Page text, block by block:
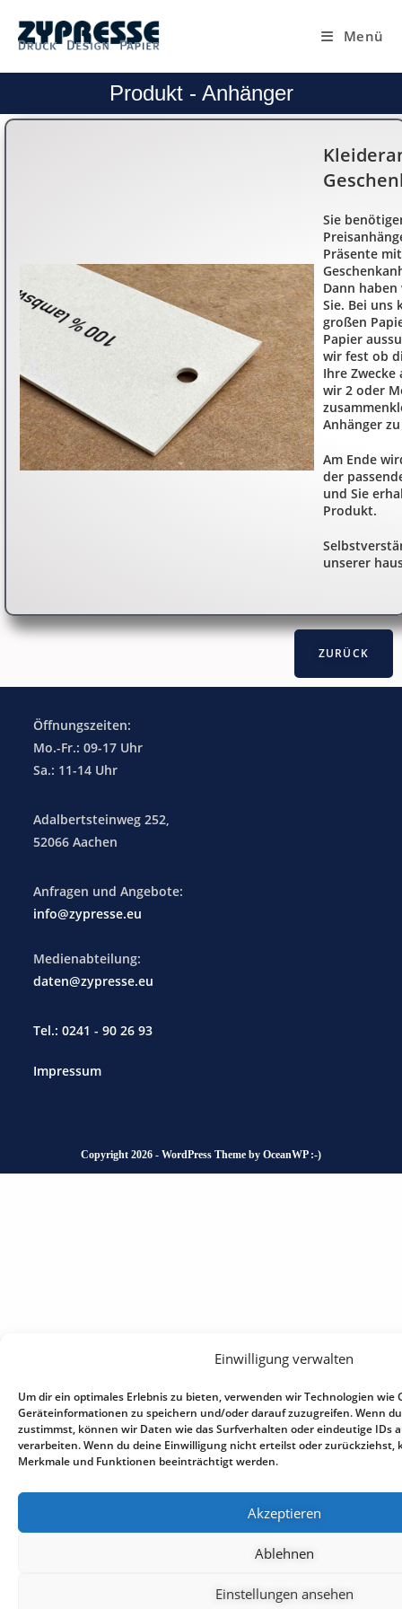
Einwilligung verwalten
Um dir ein optimales Erlebnis zu bieten, verwenden wir Technologien wie
Geräteinformationen zu speichern und/oder darauf zuzugreifen. Wenn
zustimmst, können wir Daten wie das Surfverhalten oder eindeutige IDs
verarbeiten. Wenn du deine Einwilligung nicht erteilst oder zurückziehst,
Merkmale und Funktionen beeinträchtigt werden.
Akzeptieren
Ablehnen
Einstellungen ansehen
Menü
Produkt - Anhänger
Sie
Präsente
Dann
Sie. Bei uns
großen
Papier
wir fest ob
Ihre
wir 2 oder
Anhänger
Am Ende
der
und Sie
Produkt.
unserer
Öffnungszeiten:
Mo.-Fr.: 09-17 Uhr
Sa.: 11-14 Uhr
Adalbertsteinweg 252,
52066 Aachen
Anfragen und Angebote:
info@zypresse.eu
Medienabteilung:
daten@zypresse.eu
Tel.: 0241 - 90 26 93
Impressum
Copyright 2026 - WordPress Theme by OceanWP :-)